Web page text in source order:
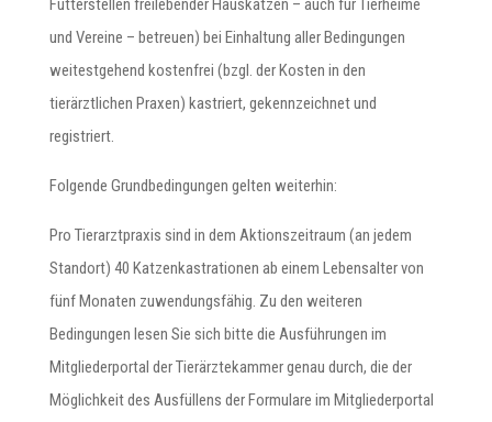
Futterstellen freilebender Hauskatzen – auch für Tierheime
und Vereine – betreuen) bei Einhaltung aller Bedingungen
weitestgehend kostenfrei (bzgl. der Kosten in den
tierärztlichen Praxen) kastriert, gekennzeichnet und
registriert.
Folgende Grundbedingungen gelten weiterhin:
Pro Tierarztpraxis sind in dem Aktionszeitraum (an jedem
Standort) 40 Katzenkastrationen ab einem Lebensalter von
fünf Monaten zuwendungsfähig. Zu den weiteren
Bedingungen lesen Sie sich bitte die Ausführungen im
Mitgliederportal der Tierärztekammer genau durch, die der
Möglichkeit des Ausfüllens der Formulare im Mitgliederportal